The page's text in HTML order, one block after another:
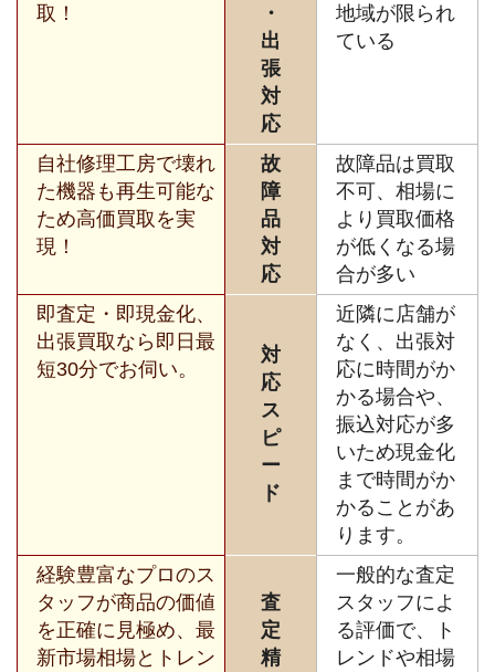
取！
・
出
張
対
応
地域が限られ
ている
自社修理工房で壊れ
た機器も再生可能な
ため高価買取を実
現！
故
障
品
対
応
故障品は買取
不可、相場に
より買取価格
が低くなる場
合が多い
即査定・即現金化、
出張買取なら即日最
短30分でお伺い。
対
応
ス
ピ
ー
ド
近隣に店舗が
なく、出張対
応に時間がか
かる場合や、
振込対応が多
いため現金化
まで時間がか
かることがあ
ります。
経験豊富なプロのス
タッフが商品の価値
を正確に見極め、最
新市場相場とトレン
査
定
精
一般的な査定
スタッフによ
る評価で、ト
レンドや相場